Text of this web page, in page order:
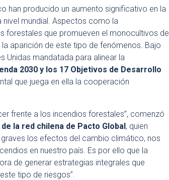
han producido un aumento significativo en la
mundial. Aspectos como la
forestales que promueven el monocultivos de
aparición de este tipo de fenómenos. Bajo
Unidas mandatada para alinear la
2030 y los 17 Objetivos de Desarrollo
que juega en ella la cooperación
frente a los incendios forestales”, comenzó
la red chilena de Pacto Global, quien
los efectos del cambio climático, nos
en nuestro país. Es por ello que la
de generar estrategias integrales que
tipo de riesgos”.